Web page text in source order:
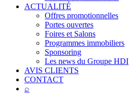
ACTUALITÉ
Offres promotionnelles
Portes ouvertes
Foires et Salons
Programmes immobiliers
Sponsoring
Les news du Groupe HDI
AVIS CLIENTS
CONTACT
⌕